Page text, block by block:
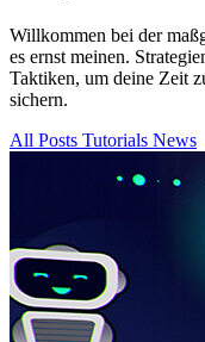
Willkommen bei der
es ernst meinen.
Taktiken, um deine Zeit
sichern.
All Posts Tutorials News